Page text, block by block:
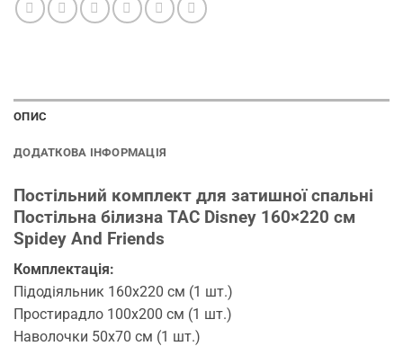
ОПИС
ДОДАТКОВА ІНФОРМАЦІЯ
Постільний комплект для затишної спальні
Постільна білизна TAC Disney 160×220 см
Spidey And Friends
Комплектація:
Підодіяльник 160х220 см (1 шт.)
Простирадло 100х200 см (1 шт.)
Наволочки 50х70 см (1 шт.)